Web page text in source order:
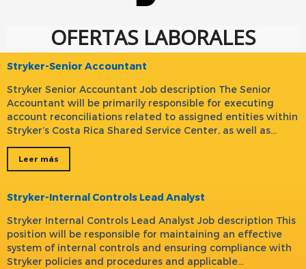
OFERTAS LABORALES
Stryker-Senior Accountant
Stryker Senior Accountant Job description The Senior
Accountant will be primarily responsible for executing
account reconciliations related to assigned entities within
Stryker’s Costa Rica Shared Service Center, as well as…
Leer más
Stryker-Internal Controls Lead Analyst
Stryker Internal Controls Lead Analyst Job description This
position will be responsible for maintaining an effective
system of internal controls and ensuring compliance with
Stryker policies and procedures and applicable…